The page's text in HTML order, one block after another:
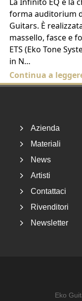
forma auditorium
Guitars. È
massello, fasce e
ETS (Eko Tone
in N…
Continua a
Azienda
Materiali
News
Artisti
Contattaci
Rivenditori
Newsletter
Eko